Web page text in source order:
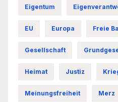
Eigentum
EU Europa Freie
Gesellschaft
Heimat Justiz
Meinungsfreiheit Merz